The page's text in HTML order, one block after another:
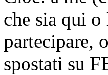
che sia qui o
partecipare,
spostati su